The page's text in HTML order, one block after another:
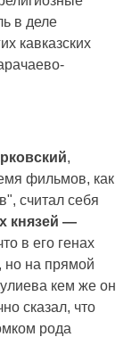
в деле
кавказских
,
фильмов, как
считал себя
князей —
в его генах
но на прямой
кем же он
сказал, что
рода